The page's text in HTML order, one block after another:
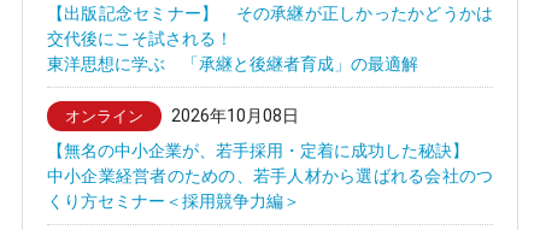
【出版記念セミナー】 その承継が正しかったかどうかは
交代後にこそ試される！
東洋思想に学ぶ 「承継と後継者育成」の最適解
オンライン
2026年10月08日
【無名の中小企業が、若手採用・定着に成功した秘訣】
中小企業経営者のための、若手人材から選ばれる会社のつ
くり方セミナー＜採用競争力編＞